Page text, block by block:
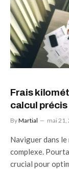
Frais
calcul
ByMartial mai 21,
Naviguer dans
complexe.
crucial pour